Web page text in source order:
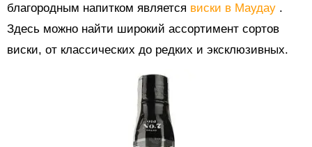
благородным напитком является виски в Маудау .
Здесь можно найти широкий ассортимент сортов
виски, от классических до редких и эксклюзивных.